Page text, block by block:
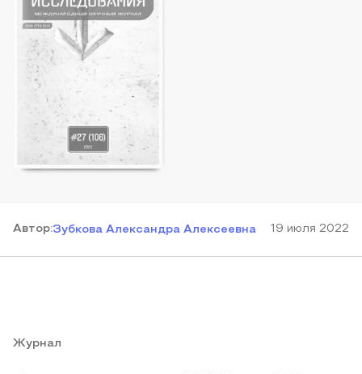
Автор:Зубкова Александра Алексеевна 19 июля 2022
Журнал